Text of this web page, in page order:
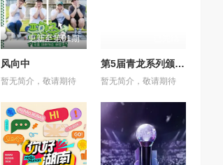
更新至第01期
风向中
暂无简介，敬请期待
第5届青龙系列颁奖典礼
暂无简介，敬请期待